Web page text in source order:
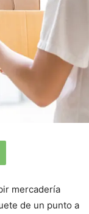
mercadería
de un punto a